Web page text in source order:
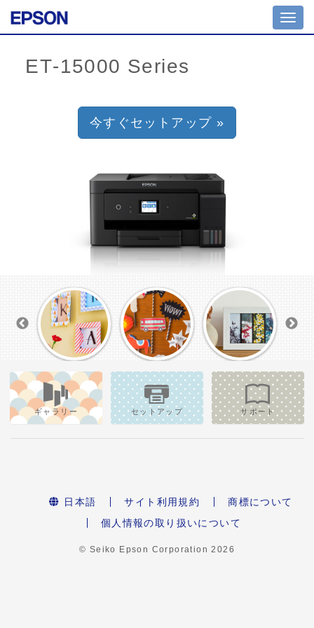
今すぐセットアップ »
ギャラリー セットアップ サポート
日本語 サイト利用規約
商標について
個人情報の取り扱いについて
© Seiko Epson Corporation2026